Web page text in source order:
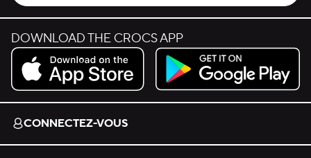
DOWNLOAD THE CROCS APP
Download on the App Store.
Get it on Google Play.
CONNECTEZ-VOUS